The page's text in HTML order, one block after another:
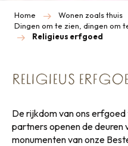
Home
Wonen zoals thuis
Dingen om te zien, dingen om
Religieus erfgoed
RELIGIEUS
De rijkdom van ons
partners openen de deuren
monumenten van onze